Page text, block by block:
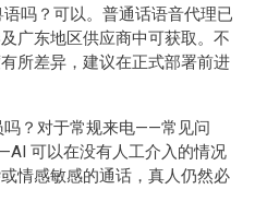
吗？可以。普通话语音代理已
广东地区供应商中可获取。不
所差异，建议在正式部署前进
？对于常规来电——常见问
可以在没有人工介入的情况
情感敏感的通话，真人仍然必